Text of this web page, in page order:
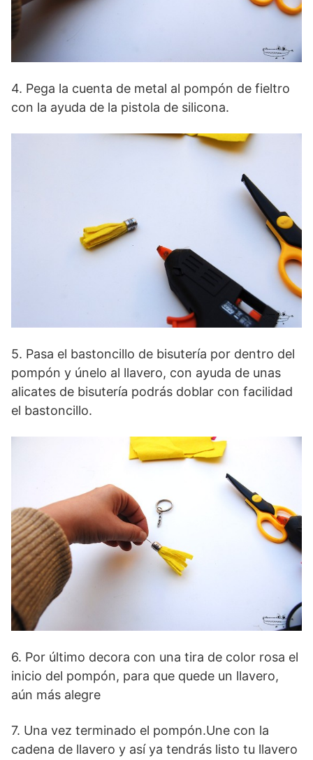
4. Pega la cuenta de metal al pompón de fieltro
con la ayuda de la pistola de silicona.
5. Pasa el bastoncillo de bisutería por dentro del
pompón y únelo al llavero, con ayuda de unas
alicates de bisutería podrás doblar con facilidad
el bastoncillo.
6. Por último decora con una tira de color rosa el
inicio del pompón, para que quede un llavero,
aún más alegre
7. Una vez terminado el pompón.Une con la
cadena de llavero y así ya tendrás listo tu llavero